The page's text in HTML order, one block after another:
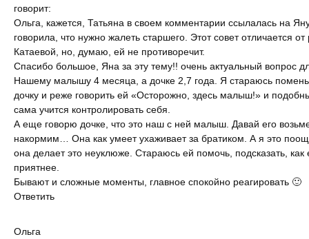
говорит:
Ольга, кажется, Татьяна в своем комментарии ссылалась на
говорила, что нужно жалеть старшего. Этот совет отличается
Катаевой, но, думаю, ей не противоречит.
Спасибо большое, Яна за эту тему!! очень актуальный вопрос
Нашему малышу 4 месяца, а дочке 2,7 года. Я стараюсь
дочку и реже говорить ей «Осторожно, здесь малыш!» и
сама учится контролировать себя.
А еще говорю дочке, что это наш с ней малыш. Давай его
накормим… Она как умеет ухаживает за братиком. А я это
она делает это неуклюже. Стараюсь ей помочь, подсказать, как
приятнее.
Бывают и сложные моменты, главное спокойно реагировать 🙂
Ответить
Ольга